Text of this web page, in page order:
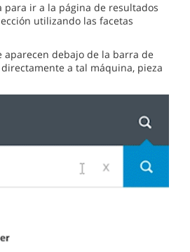
para ir a la página de resultados
utilizando las facetas
debajo de la barra de
a tal máquina, pieza